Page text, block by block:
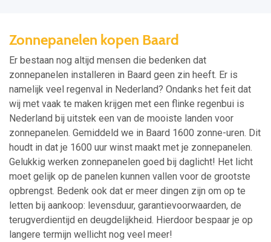
Zonnepanelen kopen Baard
Er bestaan nog altijd mensen die bedenken dat
zonnepanelen installeren in Baard geen zin heeft. Er is
namelijk veel regenval in Nederland? Ondanks het feit dat
wij met vaak te maken krijgen met een flinke regenbui is
Nederland bij uitstek een van de mooiste landen voor
zonnepanelen. Gemiddeld we in Baard 1600 zonne-uren. Dit
houdt in dat je 1600 uur winst maakt met je zonnepanelen.
Gelukkig werken zonnepanelen goed bij daglicht! Het licht
moet gelijk op de panelen kunnen vallen voor de grootste
opbrengst. Bedenk ook dat er meer dingen zijn om op te
letten bij aankoop: levensduur, garantievoorwaarden, de
terugverdientijd en deugdelijkheid. Hierdoor bespaar je op
langere termijn wellicht nog veel meer!